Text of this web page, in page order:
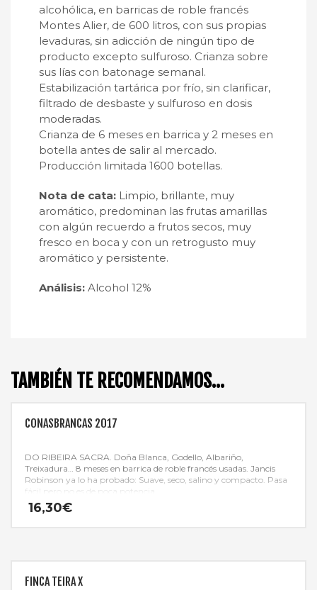
alcohólica, en barricas de roble francés
Montes Alier, de 600 litros, con sus propias
levaduras, sin adicción de ningún tipo de
producto excepto sulfuroso. Crianza sobre
sus lías con batonage semanal.
Estabilización tartárica por frío, sin clarificar,
filtrado de desbaste y sulfuroso en dosis
moderadas.
Crianza de 6 meses en barrica y 2 meses en
botella antes de salir al mercado.
Producción limitada 1600 botellas.
Nota de cata: Limpio, brillante, muy
aromático, predominan las frutas amarillas
con algún recuerdo a frutos secos, muy
fresco en boca y con un retrogusto muy
aromático y persistente.
Análisis: Alcohol 12%
TAMBIÉN TE RECOMENDAMOS…
CONASBRANCAS 2017
DO RIBEIRA SACRA. Doña Blanca, Godello, Albariño,
Treixadura… 8 meses en barrica de roble francés usadas. Jancis
Robinson ya lo ha probado: Suave, seco, salino y compacto. Pasa
fácil pero no es de poca potencia.
16,30€
FINCA TEIRA X